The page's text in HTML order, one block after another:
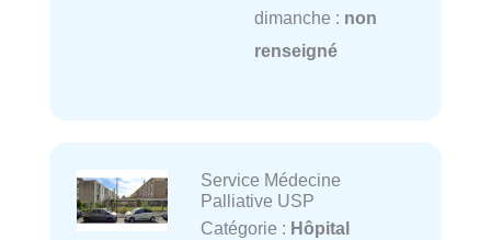
dimanche : non
renseigné
Service Médecine
Palliative USP
Catégorie : Hôpital